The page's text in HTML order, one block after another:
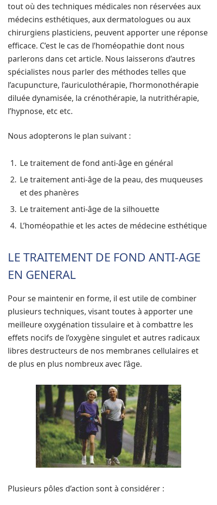
tout où des techniques médicales non réservées aux
médecins esthétiques, aux dermatologues ou aux
chirurgiens plasticiens, peuvent apporter une réponse
efficace. C’est le cas de l’homéopathie dont nous
parlerons dans cet article. Nous laisserons d’autres
spécialistes nous parler des méthodes telles que
l’acupuncture, l’auriculothérapie, l’hormonothérapie
diluée dynamisée, la crénothérapie, la nutrithérapie,
l’hypnose, etc etc.
Nous adopterons le plan suivant :
Le traitement de fond anti-âge en général
Le traitement anti-âge de la peau, des muqueuses
et des phanères
Le traitement anti-âge de la silhouette
L’homéopathie et les actes de médecine esthétique
LE TRAITEMENT DE FOND ANTI-AGE
EN GENERAL
Pour se maintenir en forme, il est utile de combiner
plusieurs techniques, visant toutes à apporter une
meilleure oxygénation tissulaire et à combattre les
effets nocifs de l’oxygène singulet et autres radicaux
libres destructeurs de nos membranes cellulaires et
de plus en plus nombreux avec l’âge.
Plusieurs pôles d’action sont à considérer :